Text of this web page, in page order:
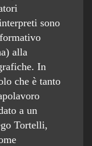
sono
alla
In
che è tanto
a un
Tortelli,